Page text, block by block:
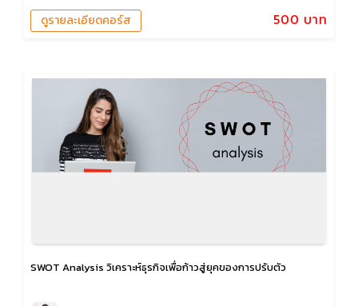
500 บาท
ดูรายละเอียดคอร์ส
SWOT Analysis วิเคราะห์ธุรกิจเพื่อก้าวสู่ยุคของการปรับตัว